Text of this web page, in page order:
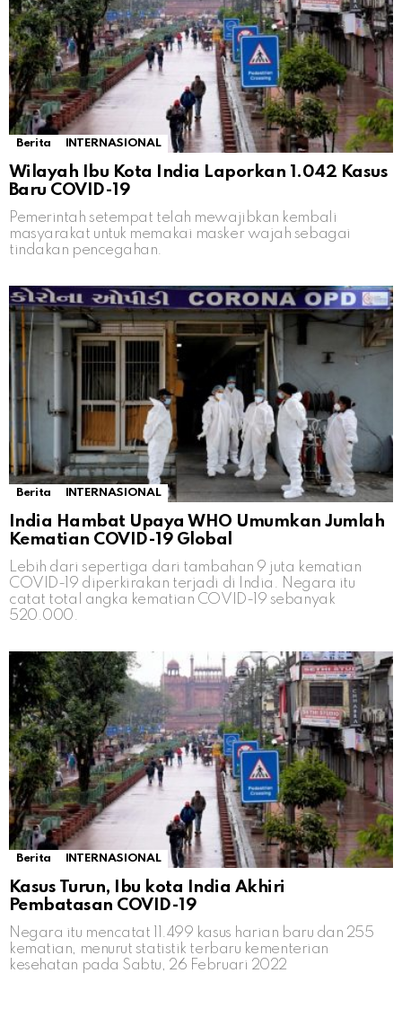
Berita INTERNASIONAL
Wilayah Ibu Kota India Laporkan 1.042 Kasus
Baru COVID-19
Pemerintah setempat telah mewajibkan kembali
masyarakat untuk memakai masker wajah sebagai
tindakan pencegahan.
Berita INTERNASIONAL
India Hambat Upaya WHO Umumkan Jumlah
Kematian COVID-19 Global
Lebih dari sepertiga dari tambahan 9 juta kematian
COVID-19 diperkirakan terjadi di India. Negara itu
catat total angka kematian COVID-19 sebanyak
520.000.
Berita INTERNASIONAL
Kasus Turun, Ibu kota India Akhiri
Pembatasan COVID-19
Negara itu mencatat 11.499 kasus harian baru dan 255
kematian, menurut statistik terbaru kementerian
kesehatan pada Sabtu, 26 Februari 2022